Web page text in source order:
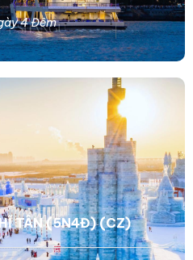
4 Đêm
TÂN (5N4Đ) (CZ)